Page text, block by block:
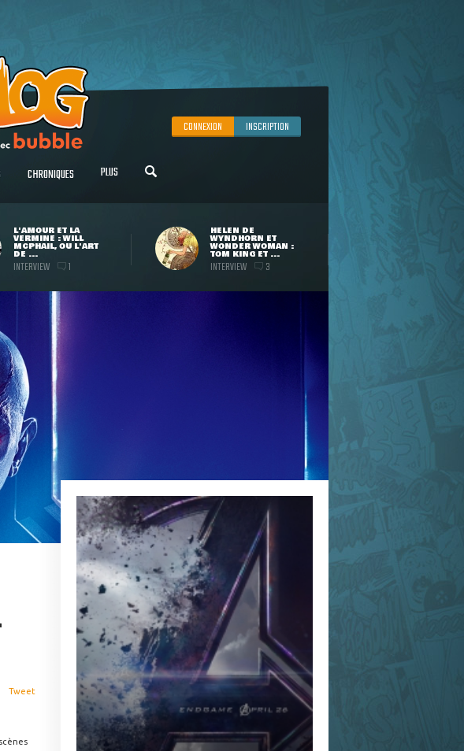
CONNEXION INSCRIPTION
CHRONIQUES PLUS
L'AMOUR ET LA
VERMINE : WILL
MCPHAIL, OU L'ART
DE ...
INTERVIEW 1
HELEN DE
WYNDHORN ET
WONDER WOMAN :
TOM KING ET ...
INTERVIEW 3
Tweet